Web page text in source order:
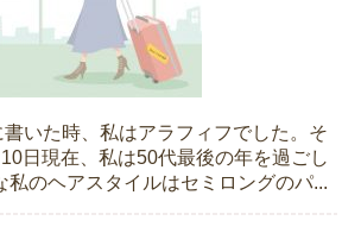
いた時、私はアラフィフでした。そ
日現在、私は50代最後の年を過ごし
私のヘアスタイルはセミロングのパ...